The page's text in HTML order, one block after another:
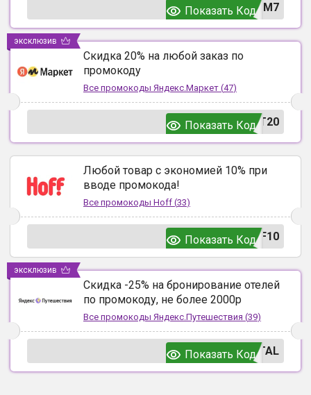
UM7
Показать Код
Скидка 20% на любой заказ по
промокоду
Все промокоды Яндекс.Маркет (47)
T20
Показать Код
эксклюзив
Любой товар с экономией 10% при
вводе промокода!
Все промокоды Hoff (33)
F10
Показать Код
Скидка -25% на бронирование отелей
по промокоду, не более 2000р
Все промокоды Яндекс.Путешествия (39)
TAL
Показать Код
эксклюзив